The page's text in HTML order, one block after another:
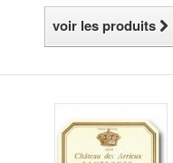
voir les produits